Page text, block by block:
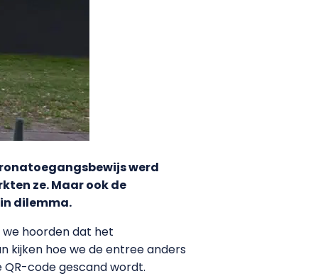
werd
ze. Maar ook de
dilemma.
we hoorden dat het
kijken hoe we de entree anders
QR-code gescand wordt.